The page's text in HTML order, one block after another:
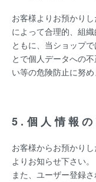
お客様よりお預かり
によって合理的、組
ともに、当ショップ
とで個人データへの
い等の危険防止に努め
5.個人情報
お客様からお預かり
よりお知らせ下さい。
また、ユーザー登録